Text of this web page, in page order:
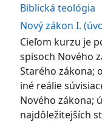
Biblická teológia
Nový zákon I.
Cieľom kurzu je
spisoch Nového
Starého zákona;
iné reálie
Nového zákona;
najdôležitejších